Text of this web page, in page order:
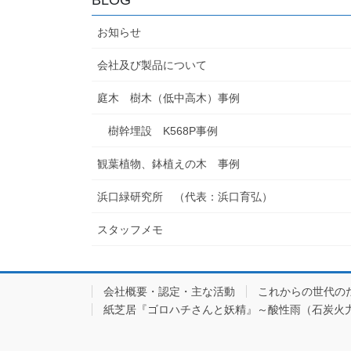
お知らせ
会社及び製品について
庭木 樹木（低中高木）事例
樹幹埋設 K568P事例
観葉植物、鉢植えの木 事例
浜口緑研究所 （代表：浜口育弘）
スタッフメモ
会社概要・認定・主な活動
これからの世代の
紙芝居『ゴロハチさんと妖精』～酸性雨（石炭火